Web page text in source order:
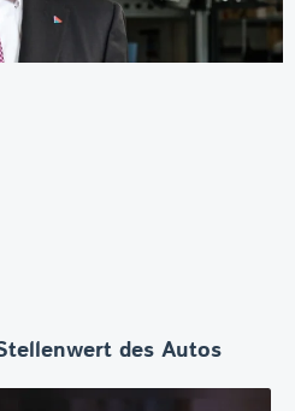
des Autos